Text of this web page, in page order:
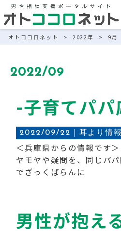
オトココロネット > 2022年 > 9月
2022/09
2022/09/22｜ 耳より情報
＜兵庫県からの情報です
ヤモヤや疑問を、同じパ
でざっくばらんに